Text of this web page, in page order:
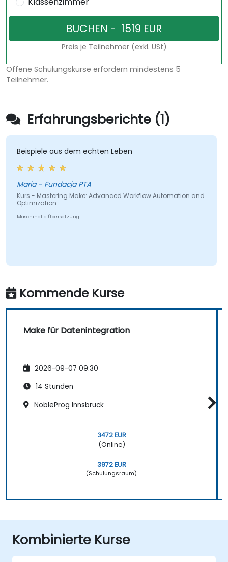
Preis je Teilnehmer (exkl. USt)
Offene Schulungskurse erfordern mindestens 5
Teilnehmer.
Erfahrungsberichte (1)
Beispiele aus dem echten Leben
Maria - Fundacja PTA
Kurs - Mastering Make: Advanced Workflow Automation and
Optimization
Maschinelle Übersetzung
Kommende Kurse
Make für Datenintegration
2026-09-07 09:30
14 Stunden
NobleProg Innsbruck
3472 EUR
(Online)
3972 EUR
(Schulungsraum)
Kombinierte Kurse